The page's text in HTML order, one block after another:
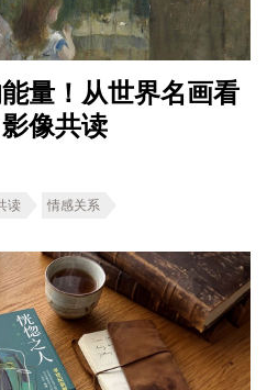
量！从世界名画看
像共读
读 情感关系